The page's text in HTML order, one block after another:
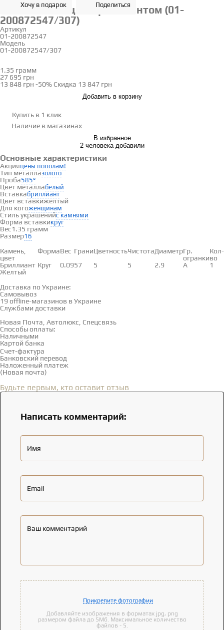
Хочу в подарок Поделиться
Золотое кольцо с бриллиантом (01-
200872547/307)
Артикул
01-200872547
Модель
01-200872547/307
1.35 грамм
27 695 грн
13 848 грн -50% Скидка 13 847 грн
Добавить в корзину
Купить в 1 клик
Наличие в магазинах
В избранное
2 человека добавили
Основные характеристики
Акцияцены пополам!
Тип металлазолото
Проба585°
Цвет металлабелый
Вставкабриллиант
Цвет вставкижелтый
Для когоженщинам
Стиль украшенийс камнями
Форма вставкикруг
Вес1.35 грамм
Размер16
Вставки
Камень,
цвет
ФормаВес ГраниЦветностьЧистотаДиаметрГр.
огранки
Кол-
во
Бриллиант
Желтый
Круг 0.0957 5 5 2.9 А 1
Доставка по Украине:
Самовывоз
19 offline-магазинов в Украине
Службами доставки
Новая Почта, Автолюкс, Спецсвязь
Способы оплаты:
Наличными
Картой банка
Счет-фактура
Банковский перевод
Наложенный платеж
(Новая почта)
Будьте первым, кто оставит отзыв
Написать комментарий:
Имя
Email
Ваш комментарий
Прикрепите фотографии
Добавляйте изображения в форматах jpg, png
размером файла до 5Мб. Максимальное количество
файлов - 5.